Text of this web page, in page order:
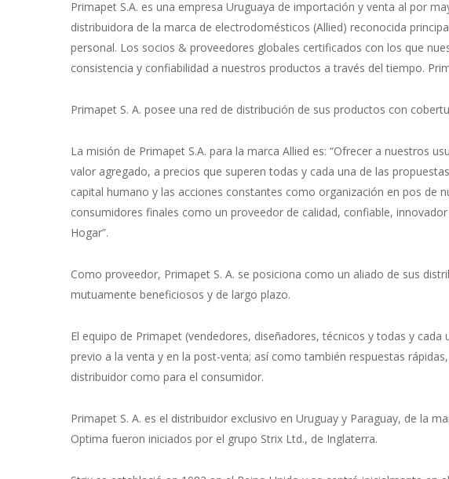
Primapet S.A. es una empresa Uruguaya de importación y venta al por
distribuidora de la marca de electrodomésticos (Allied) reconocida
personal. Los socios & proveedores globales certificados con los que
consistencia y confiabilidad a nuestros productos a través del tiempo.
Primapet S. A. posee una red de distribución de sus productos con
La misión de Primapet S.A. para la marca Allied es: “Ofrecer a nuestros
valor agregado, a precios que superen todas y cada una de las
capital humano y las acciones constantes como organización en pos de
consumidores finales como un proveedor de calidad, confiable,
Hogar”.
Como proveedor, Primapet S. A. se posiciona como un aliado de sus
mutuamente beneficiosos y de largo plazo.
El equipo de Primapet (vendedores, diseñadores, técnicos y todas y
previo a la venta y en la post-venta; así como también respuestas
distribuidor como para el consumidor.
Primapet S. A. es el distribuidor exclusivo en Uruguay y Paraguay, de la
Optima fueron iniciados por el grupo Strix Ltd., de Inglaterra.